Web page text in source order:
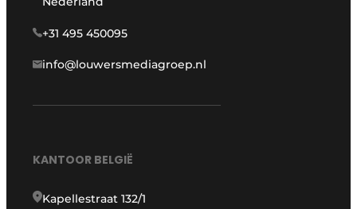
+31 495 450095
info@louwersmediagroep.nl
KANTOOR BELGIË
Kapellestraat 132/1